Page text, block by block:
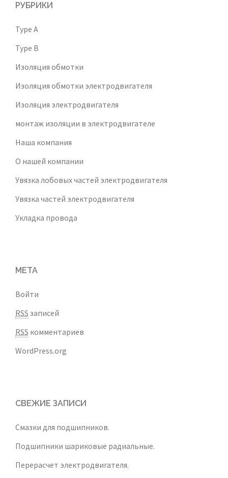
РУБРИКИ
Type A
Type B
Изоляция обмотки
Изоляция обмотки электродвигателя
Изоляция электродвигателя
монтаж изоляции в электродвигателе
Наша компания
О нашей компании
Увязка лобовых частей электродвигателя
Увязка частей электродвигателя
Укладка провода
МЕТА
Войти
RSS записей
RSS комментариев
WordPress.org
СВЕЖИЕ ЗАПИСИ
Смазки для подшипников.
Подшипники шариковые радиальные.
Перерасчет электродвигателя.